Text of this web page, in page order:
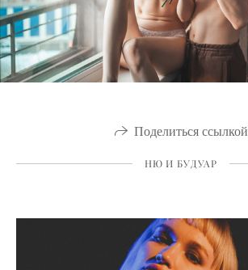
Поделиться ссылкой
НЮ И БУДУАР